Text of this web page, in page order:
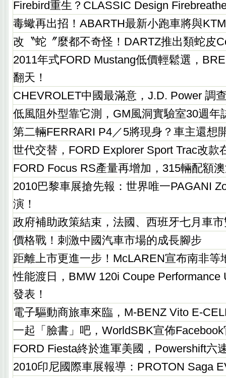
Firebird重生？CLASSIC Design
毒蠍再出招！ABARTH最新小跑車將與
改〝蛇〞麼都不奇怪！DARTZ推出類蛇皮
2011年式FORD Mustang低價輕鬆選，
翻天！
CHEVROLET中國最滿意，J.D. Power 調
低風阻外型靠它測，GM風洞實驗室30週年
第二輛FERRARI P4／5將現身？車主還想
世代交替，FORD Explorer Sport Trac改款
FORD Focus RS產量再增加，315輛配額
2010巴黎車展搶先報：世界唯一PAGANI
演！
政府補助政策結束，法國、西班牙七月車
價格戰！刺激中國汽車市場的成長腳步
距離上市更進一步！McLAREN宣布南非等
性能渡日，BMW 120i Coupe Performance
發表！
電子驅動商旅車來臨，M-BENZ Vito E-
一起「臉書」吧，WorldSBK宣佈
FORD Fiesta終於進軍美國，Powershift六
2010印尼國際車展報導：PROTON Saga